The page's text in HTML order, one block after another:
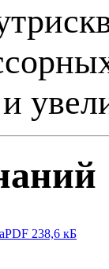
PDF 238,6 кБ